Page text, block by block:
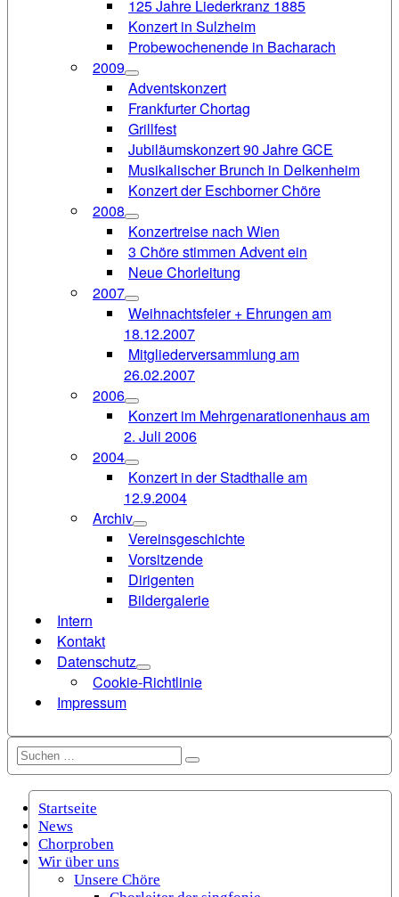
125 Jahre Liederkranz 1885
Konzert in Sulzheim
Probewochenende in Bacharach
2009
Adventskonzert
Frankfurter Chortag
Grillfest
Jubiläumskonzert 90 Jahre GCE
Musikalischer Brunch in Delkenheim
Konzert der Eschborner Chöre
2008
Konzertreise nach Wien
3 Chöre stimmen Advent ein
Neue Chorleitung
2007
Weihnachtsfeier + Ehrungen am
18.12.2007
Mitgliederversammlung am
26.02.2007
2006
Konzert im Mehrgenarationenhaus am
2. Juli 2006
2004
Konzert in der Stadthalle am
12.9.2004
Archiv
Vereinsgeschichte
Vorsitzende
Dirigenten
Bildergalerie
Intern
Kontakt
Datenschutz
Cookie-Richtlinie
Impressum
Suchen
nach:
Suchen
Startseite
News
Chorproben
Wir über uns
Unsere Chöre